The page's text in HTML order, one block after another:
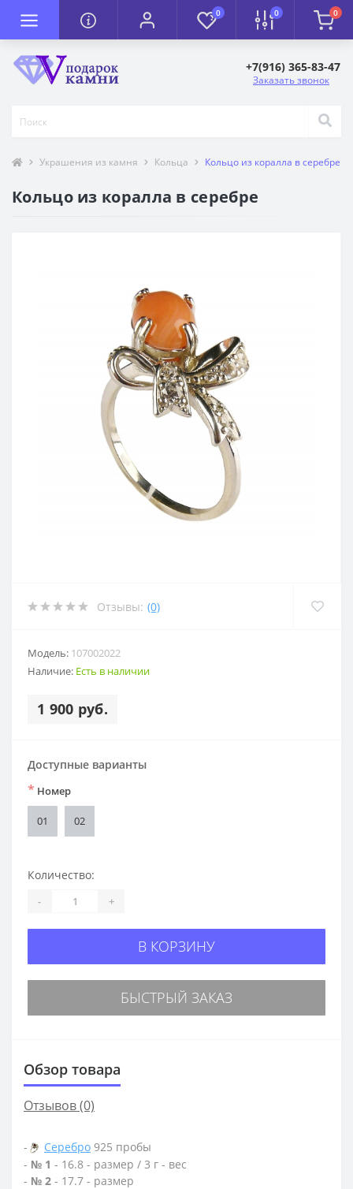
0 0 0
+7(916) 365-83-47
Заказать звонок
Украшения из камня Кольца Кольцо из коралла в серебре
Кольцо из коралла в серебре
Отзывы: (0)
Модель: 107002022
Наличие: Есть в наличии
1 900 руб.
Доступные варианты
* Номер
01 02
Количество:
- +
В КОРЗИНУ
БЫСТРЫЙ ЗАКАЗ
Обзор товара
Отзывов (0)
- Серебро 925 пробы
- № 1 - 16.8 - размер / 3 г - вес
- № 2 - 17.7 - размер